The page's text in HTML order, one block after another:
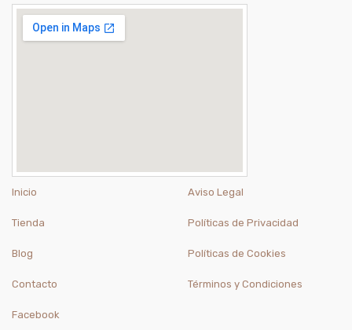
Inicio
Tienda
Blog
Contacto
Aviso Legal
Políticas de Privacidad
Políticas de Cookies
Términos y Condiciones
Facebook